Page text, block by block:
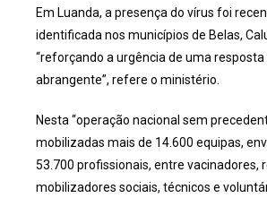
Em Luanda, a presença do vírus foi
identificada nos municípios de Belas,
“reforçando a urgência de uma
abrangente”, refere o ministério.
Nesta “operação nacional sem
mobilizadas mais de 14.600 equipas,
53.700 profissionais, entre vacinadores,
mobilizadores sociais, técnicos e